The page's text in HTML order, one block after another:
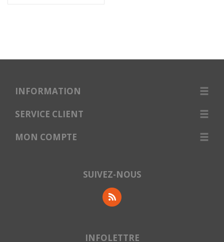
INFORMATION
SERVICE CLIENT
MON COMPTE
SUIVEZ-NOUS
INFOLETTRE